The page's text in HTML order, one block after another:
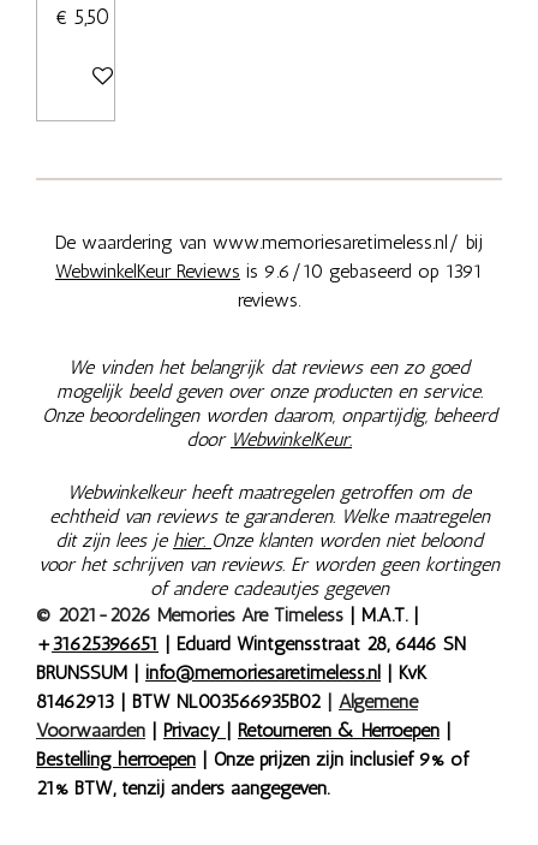
€ 5,50
Bekijk details
De waardering van www.memoriesaretimeless.nl/ bij
WebwinkelKeur Reviews is 9.6/10 gebaseerd op 1391
reviews.
We vinden het belangrijk dat reviews een zo goed
mogelijk beeld geven over onze producten en service.
Onze beoordelingen worden daarom, onpartijdig, beheerd
door WebwinkelKeur.
Webwinkelkeur heeft maatregelen getroffen om de
echtheid van reviews te garanderen. Welke maatregelen
dit zijn lees je hier. Onze klanten worden niet beloond
voor het schrijven van reviews. Er worden geen kortingen
of andere cadeautjes gegeven
© 2021-2026 Memories Are Timeless | M.A.T. |
+31625396651 | Eduard Wintgensstraat 28, 6446 SN
BRUNSSUM | info@memoriesaretimeless.nl | KvK
81462913 | BTW NL003566935B02 | Algemene
Voorwaarden | Privacy | Retourneren & Herroepen |
Bestelling herroepen | Onze prijzen zijn inclusief 9% of
21% BTW, tenzij anders aangegeven.